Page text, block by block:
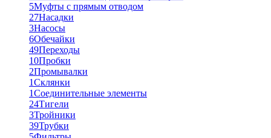
5Муфты с прямым отводом
27Насадки
3Насосы
6Обечайки
49Переходы
10Пробки
2Промывалки
1Склянки
1Соединительные элементы
24Тигели
3Тройники
39Трубки